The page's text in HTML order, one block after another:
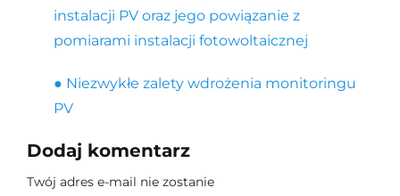
instalacji PV oraz jego powiązanie z
pomiarami instalacji fotowoltaicznej
● Niezwykłe zalety wdrożenia monitoringu
PV
Dodaj komentarz
Twój adres e-mail nie zostanie